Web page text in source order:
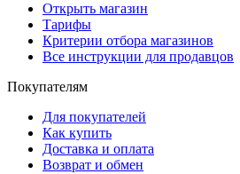
Открыть магазин
Тарифы
Критерии отбора магазинов
Все инструкции для продавцов
Покупателям
Для покупателей
Как купить
Доставка и оплата
Возврат и обмен